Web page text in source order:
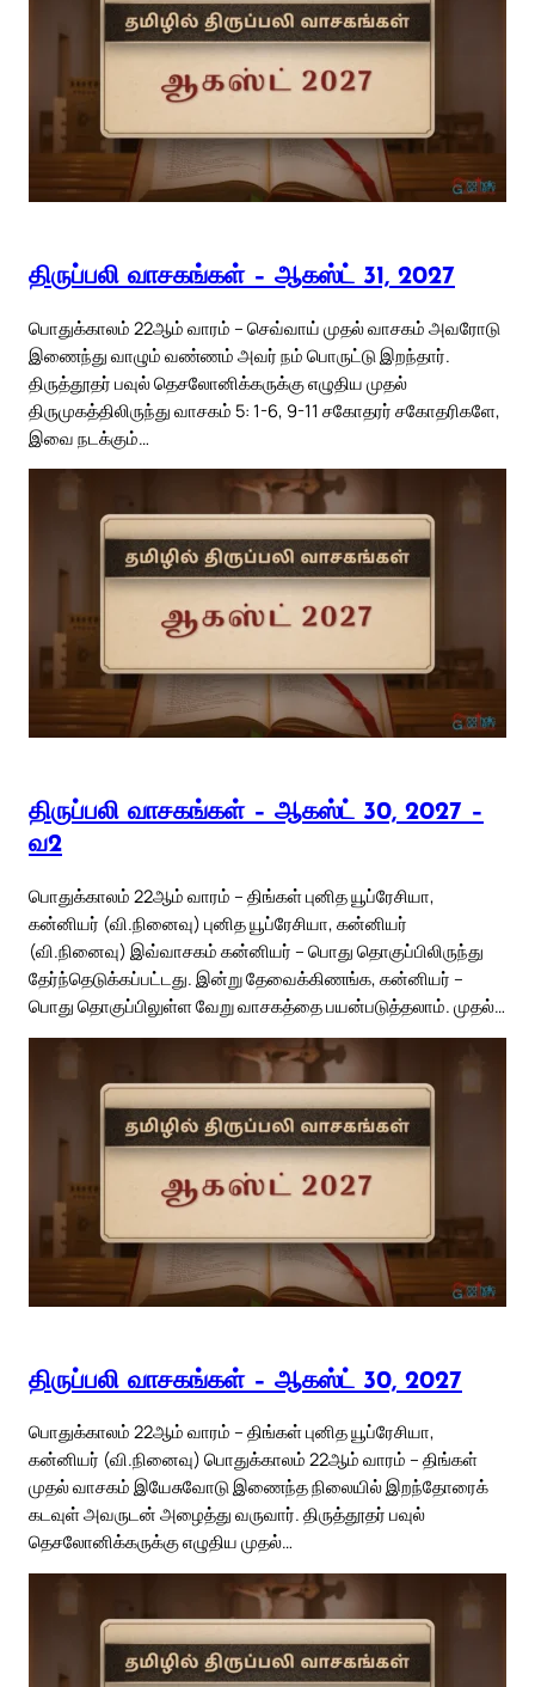
திருப்பலி வாசகங்கள் – ஆகஸ்ட் 31, 2027
பொதுக்காலம் 22ஆம் வாரம் – செவ்வாய் முதல் வாசகம் அவரோடு
இணைந்து வாழும் வண்ணம் அவர் நம் பொருட்டு இறந்தார்.
திருத்தூதர் பவுல் தெசலோனிக்கருக்கு எழுதிய முதல்
திருமுகத்திலிருந்து வாசகம் 5: 1-6, 9-11 சகோதரர் சகோதரிகளே,
இவை நடக்கும்…
திருப்பலி வாசகங்கள் – ஆகஸ்ட் 30, 2027 –
வ2
பொதுக்காலம் 22ஆம் வாரம் – திங்கள் புனித யூப்ரேசியா,
கன்னியர் (வி.நினைவு) புனித யூப்ரேசியா, கன்னியர்
(வி.நினைவு) இவ்வாசகம் கன்னியர் – பொது தொகுப்பிலிருந்து
தேர்ந்தெடுக்கப்பட்டது. இன்று தேவைக்கிணங்க, கன்னியர் –
பொது தொகுப்பிலுள்ள வேறு வாசகத்தை பயன்படுத்தலாம். முதல்…
திருப்பலி வாசகங்கள் – ஆகஸ்ட் 30, 2027
பொதுக்காலம் 22ஆம் வாரம் – திங்கள் புனித யூப்ரேசியா,
கன்னியர் (வி.நினைவு) பொதுக்காலம் 22ஆம் வாரம் – திங்கள்
முதல் வாசகம் இயேசுவோடு இணைந்த நிலையில் இறந்தோரைக்
கடவுள் அவருடன் அழைத்து வருவார். திருத்தூதர் பவுல்
தெசலோனிக்கருக்கு எழுதிய முதல்…